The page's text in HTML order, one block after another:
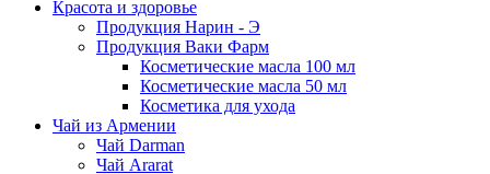
Красота и здоровье
Продукция Нарин - Э
Продукция Ваки Фарм
Косметические масла 100 мл
Косметические масла 50 мл
Косметика для ухода
Чай из Армении
Чай Darman
Чай Ararat